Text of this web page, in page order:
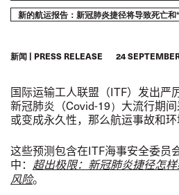
新的航运报告：新冠肺炎捷径将导致死亡和
新闻 PRESS RELEASE 24
国际运输工人联盟（ITF）发出严
新冠肺炎（Covid-19） 大流行期
或变成永久性，那么航运事故和环
这些预测包含在ITF海事安全委员
中： 超出极限：新冠肺炎捷径怎
风险。